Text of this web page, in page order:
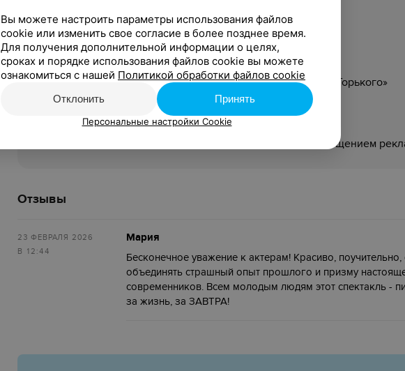
Возрастное ограничение: 14+
Организатор:
Государственное учреждение «Дворец культуры имени М. Горького»
УНП 600078786
Relaх.by (Компания) не является продавцом билетов:
Функции Компании ограничиваются исключительно размещением
Отзывы
Мария
23 ФЕВРАЛЯ 2026
В 12:44
Бесконечное уважение к актерам! Красиво,
объединять страшный опыт прошлого и призму
современников. Всем молодым людям этот спектакль -
за жизнь, за ЗАВТРА!
Вы можете настроить параметры использования файлов
cookie или изменить свое согласие в более позднее время.
Для получения дополнительной информации о целях,
сроках и порядке использования файлов cookie вы можете
ознакомиться с нашей Политикой обработки файлов cookie
Отклонить Принять
Персональные настройки Cookie